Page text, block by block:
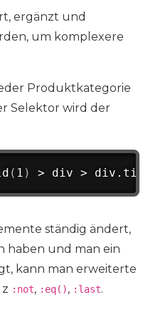
ergänzt und
um komplexere
Produktkategorie
Selektor wird der
( 1 ) > div >
ständig ändert,
haben und man ein
kann man erweiterte
:not, :eq(), :last.